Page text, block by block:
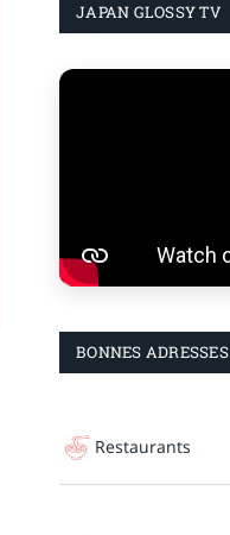
JAPAN GLOSSY TV
BONNES ADRESSES
Restaurants